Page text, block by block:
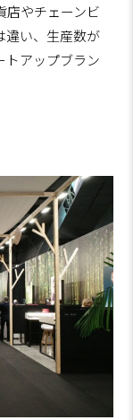
店やチェーンビ
違い、生産数が
トアップブラン